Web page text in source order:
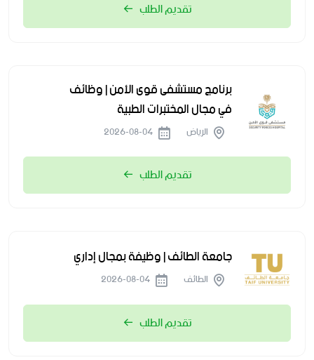
تقديم الطلب
برنامج مستشفى قوى الأمن | وظائف
في مجال المختبرات الطبية
الرياض
تقديم الطلب
جامعة الطائف | وظيفة بمجال إداري
الطائف
تقديم الطلب